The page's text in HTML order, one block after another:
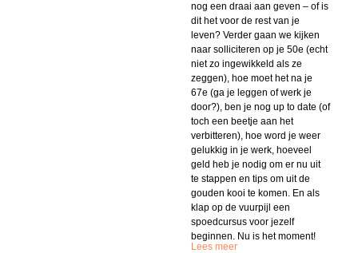
nog een draai aan geven – of is
dit het voor de rest van je
leven? Verder gaan we kijken
naar solliciteren op je 50e (echt
niet zo ingewikkeld als ze
zeggen), hoe moet het na je
67e (ga je leggen of werk je
door?), ben je nog up to date (of
toch een beetje aan het
verbitteren), hoe word je weer
gelukkig in je werk, hoeveel
geld heb je nodig om er nu uit
te stappen en tips om uit de
gouden kooi te komen. En als
klap op de vuurpijl een
spoedcursus voor jezelf
beginnen. Nu is het moment!
Lees meer